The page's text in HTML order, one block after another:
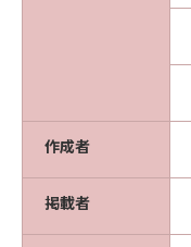
作成者
掲載者